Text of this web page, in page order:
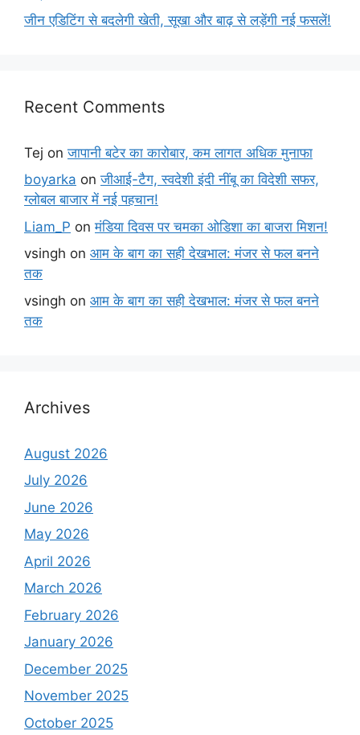
जीन एडिटिंग से बदलेगी खेती, सूखा और बाढ़ से लड़ेंगी नई फसलें!
Recent Comments
Tej onजापानी बटेर का कारोबार, कम लागत अधिक मुनाफा
boyarka onजीआई-टैग, स्वदेशी इंदी नींबू का विदेशी सफर,
ग्लोबल बाजार में नई पहचान!
Liam_P onमंडिया दिवस पर चमका ओडिशा का बाजरा मिशन!
vsingh on आम के बाग का सही देखभाल: मंजर से फल बनने
तक
vsingh on आम के बाग का सही देखभाल: मंजर से फल बनने
तक
Archives
August 2026
July 2026
June 2026
May 2026
April 2026
March 2026
February 2026
January 2026
December 2025
November 2025
October 2025